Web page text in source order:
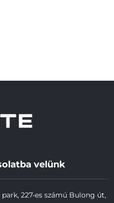
velünk
227-es számú Bulong út,